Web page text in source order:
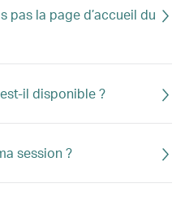
pas la page d’accueil du
il disponible ?
session ?